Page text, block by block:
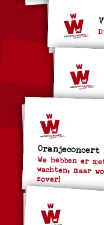
Oranjeconcert
We hebben er
wachten, maar
zover!